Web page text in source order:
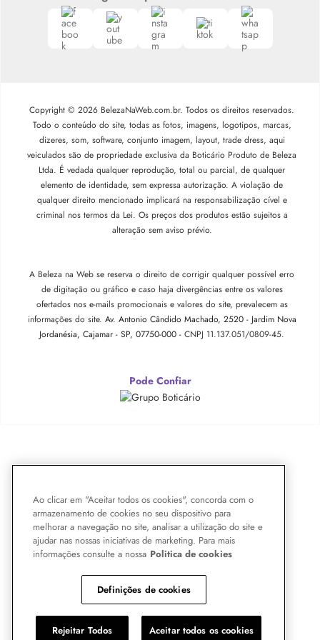
Copyright © 2026 BelezaNaWeb.com.br. Todos os direitos reservados.
Todo o conteúdo do site, todas as fotos, imagens, logotipos, marcas,
dizeres, som, software, conjunto imagem, layout, trade dress, aqui
veiculados são de propriedade exclusiva da Boticário Produto de Beleza
Ltda. É vedada qualquer reprodução, total ou parcial, de qualquer
elemento de identidade, sem expressa autorização. A violação de
qualquer direito mencionado implicará na responsabilização cível e
criminal nos termos da Lei. Os preços dos produtos estão sujeitos a
alteração sem aviso prévio.
A Beleza na Web se reserva o direito de corrigir qualquer possível erro
de digitação ou gráfico e caso haja divergências entre os valores
ofertados nos e-mails promocionais e valores do site, prevalecem as
informações do site. Av. Antonio Cândido Machado, 2520 - Jardim Nova
Jordanésia, Cajamar - SP, 07750-000 - CNPJ 11.137.051/0809-45.
Pode Confiar
Ao clicar em "Aceitar todos os cookies", concorda com o
armazenamento de cookies no seu dispositivo para
melhorar a navegação no site, analisar a utilização do site e
ajudar nas nossas iniciativas de marketing. Para mais
informações consulte a nossa Politica de cookies
Definições de cookies
Rejeitar Todos Aceitar todos os cookies